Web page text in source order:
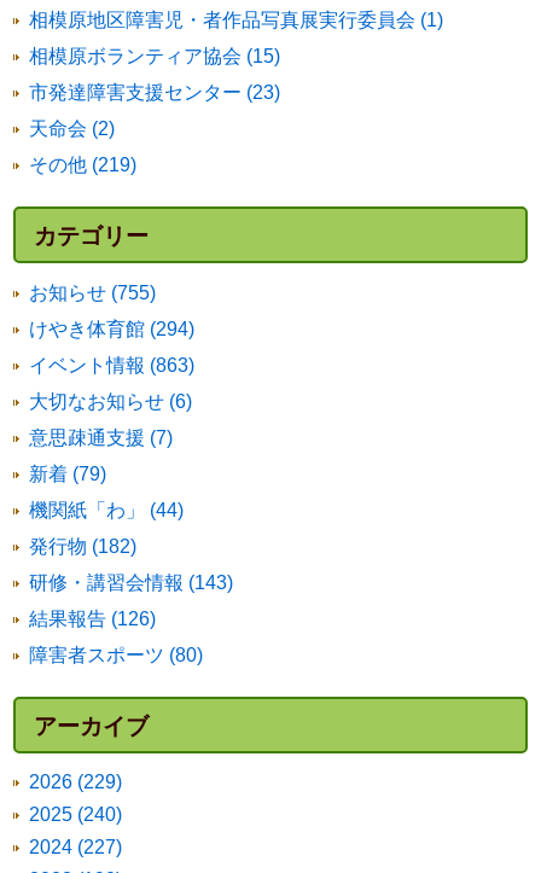
相模原地区障害児・者作品写真展実行委員会 (1)
相模原ボランティア協会 (15)
市発達障害支援センター (23)
天命会 (2)
その他 (219)
カテゴリー
お知らせ (755)
けやき体育館 (294)
イベント情報 (863)
大切なお知らせ (6)
意思疎通支援 (7)
新着 (79)
機関紙「わ」 (44)
発行物 (182)
研修・講習会情報 (143)
結果報告 (126)
障害者スポーツ (80)
アーカイブ
2026 (229)
2025 (240)
2024 (227)